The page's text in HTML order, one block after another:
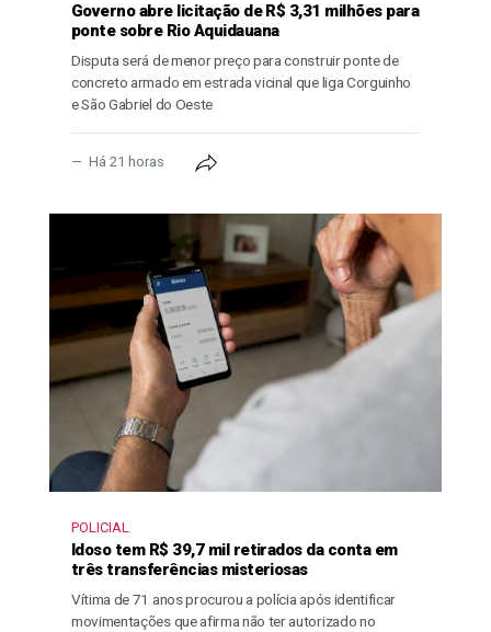
Governo abre licitação de R$ 3,31 milhões para
ponte sobre Rio Aquidauana
Disputa será de menor preço para construir ponte de
concreto armado em estrada vicinal que liga Corguinho
e São Gabriel do Oeste
Há 21 horas
POLICIAL
Idoso tem R$ 39,7 mil retirados da conta em
três transferências misteriosas
Vítima de 71 anos procurou a polícia após identificar
movimentações que afirma não ter autorizado no